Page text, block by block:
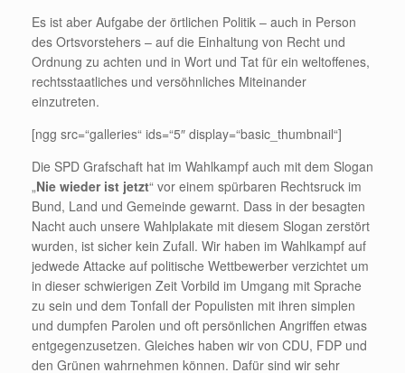
Es ist aber Aufgabe der örtlichen Politik – auch in Person
des Ortsvorstehers – auf die Einhaltung von Recht und
Ordnung zu achten und in Wort und Tat für ein weltoffenes,
rechtsstaatliches und versöhnliches Miteinander
einzutreten.
[ngg src=“galleries“ ids=“5″ display=“basic_thumbnail“]
Die SPD Grafschaft hat im Wahlkampf auch mit dem Slogan
„Nie wieder ist jetzt“ vor einem spürbaren Rechtsruck im
Bund, Land und Gemeinde gewarnt. Dass in der besagten
Nacht auch unsere Wahlplakate mit diesem Slogan zerstört
wurden, ist sicher kein Zufall. Wir haben im Wahlkampf auf
jedwede Attacke auf politische Wettbewerber verzichtet um
in dieser schwierigen Zeit Vorbild im Umgang mit Sprache
zu sein und dem Tonfall der Populisten mit ihren simplen
und dumpfen Parolen und oft persönlichen Angriffen etwas
entgegenzusetzen. Gleiches haben wir von CDU, FDP und
den Grünen wahrnehmen können. Dafür sind wir sehr